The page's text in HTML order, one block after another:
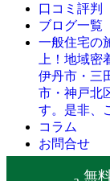
口コミ評判
ブログ一覧
一般住宅の
上！地域密
伊丹市・三
市・神戸北
す。是非、
コラム
お問合せ
© 創業昭和45年
無